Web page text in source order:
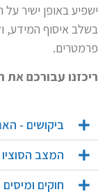
ישפיע באופן ישיר
בשלב איסוף המידע,
פרמטרים.
ריכזנו עבורכם
ביקושים -
המצב
חוקים